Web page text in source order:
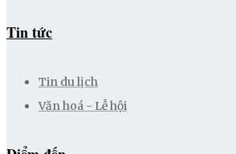
Tin tức
Tin du lịch
Văn hoá - Lễ hội